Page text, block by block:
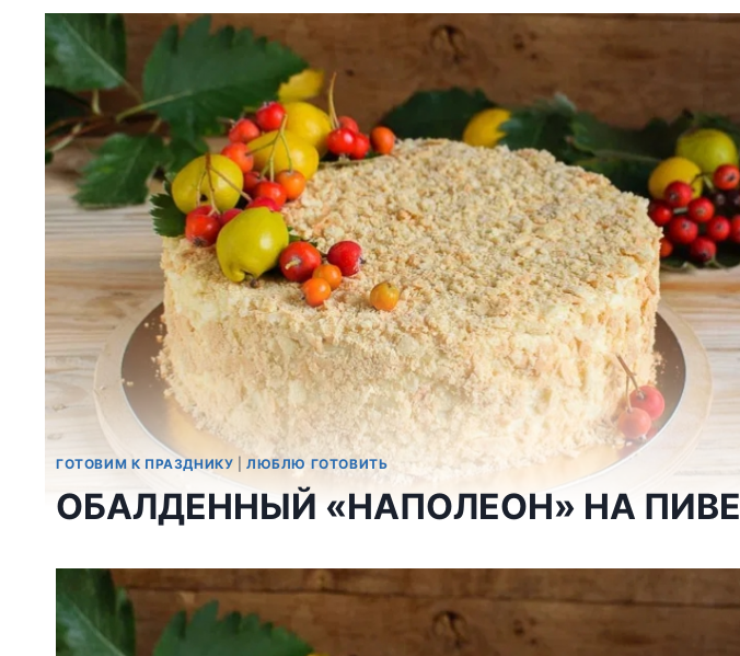
ГОТОВИМ К ПРАЗДНИКУ |ЛЮБЛЮ ГОТОВИТЬ
ОБАЛДЕННЫЙ «НАПОЛЕОН» НА ПИВЕ